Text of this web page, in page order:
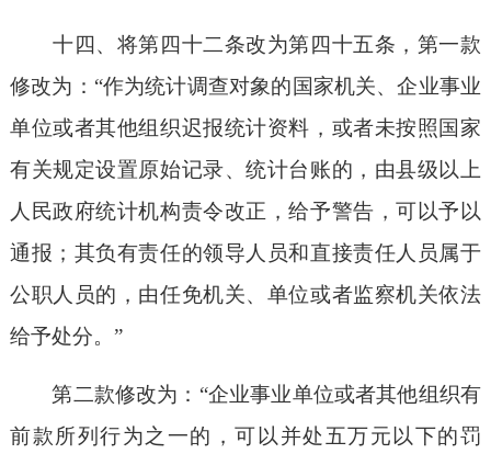
十四、将第四十二条改为第四十五条，第一款
修改为：“作为统计调查对象的国家机关、企业事业
单位或者其他组织迟报统计资料，或者未按照国家
有关规定设置原始记录、统计台账的，由县级以上
人民政府统计机构责令改正，给予警告，可以予以
通报；其负有责任的领导人员和直接责任人员属于
公职人员的，由任免机关、单位或者监察机关依法
给予处分。”
第二款修改为：“企业事业单位或者其他组织有
前款所列行为之一的，可以并处五万元以下的罚